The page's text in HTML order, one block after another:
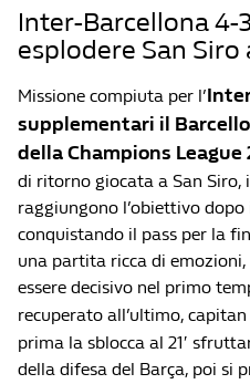
Inter-Barcellona 4-
esplodere San
Missione compiuta per l’
supplementari il
della Champions League
di ritorno giocata a San
raggiungono l’obiettivo dopo
conquistando il pass per la
una partita ricca di
essere decisivo nel primo
recuperato all’ultimo, capitan
prima la sblocca al 21′
della difesa del Barça, poi si